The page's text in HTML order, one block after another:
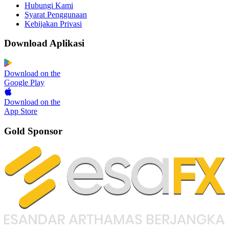
Hubungi Kami
Syarat Penggunaan
Kebijakan Privasi
Download Aplikasi
Download on the
Google Play
Download on the
App Store
Gold Sponsor